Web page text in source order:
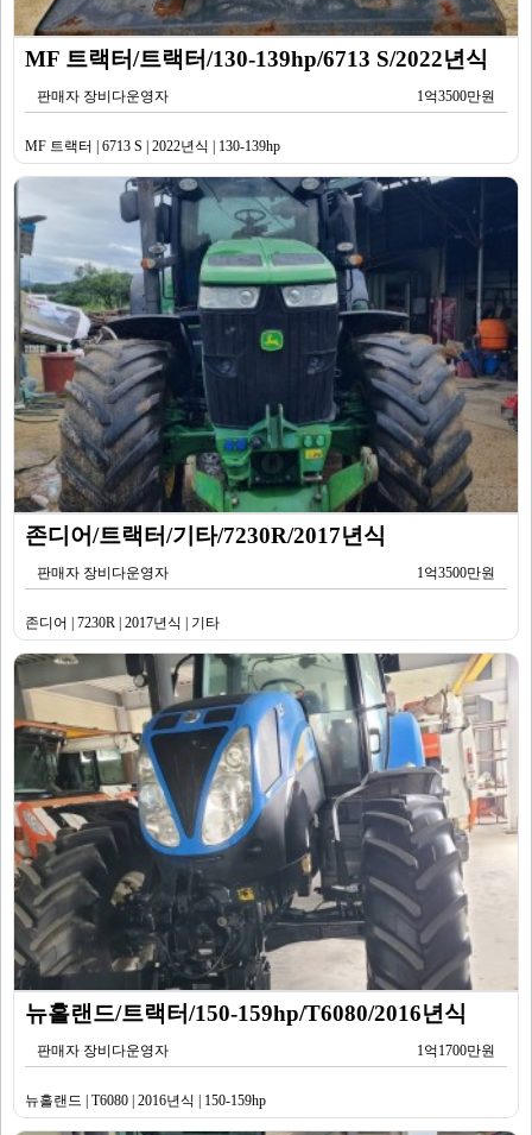
MF 트랙터/트랙터/130-139hp/6713 S/2022년식
판매자 장비다운영자 1억3500만원
MF 트랙터 | 6713 S | 2022년식 | 130-139hp
존디어/트랙터/기타/7230R/2017년식
판매자 장비다운영자 1억3500만원
존디어 | 7230R | 2017년식 | 기타
뉴홀랜드/트랙터/150-159hp/T6080/2016년식
판매자 장비다운영자 1억1700만원
뉴홀랜드 | T6080 | 2016년식 | 150-159hp